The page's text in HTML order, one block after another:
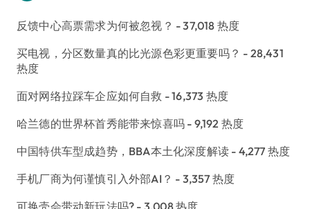
反馈中心高票需求为何被忽视？ - 37,018 热度
买电视，分区数量真的比光源色彩更重要吗？ - 28,431
热度
面对网络拉踩车企应如何自救 - 16,373 热度
哈兰德的世界杯首秀能带来惊喜吗 - 9,192 热度
中国特供车型成趋势，BBA本土化深度解读 - 4,277 热度
手机厂商为何谨慎引入外部AI？ - 3,357 热度